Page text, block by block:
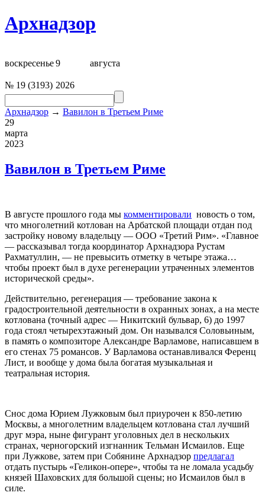
Архнадзор
воскресенье9 августа
№ 19 (3193) 2026
Архнадзор → Вавилон в Третьем Риме
29
марта
2023
Вавилон в Третьем Риме
В августе прошлого года мы комментировали новость о том,
что многолетний котлован на Арбатской площади отдан под
застройку новому владельцу — ООО «Третий Рим». «Главное
— рассказывал тогда координатор Архнадзора Рустам
Рахматуллин, — не превысить отметку в четыре этажа…
чтобы проект был в духе регенерации утраченных элементов
исторической среды».
Действительно, регенерация — требование закона к
градостроительной деятельности в охранных зонах, а на месте
котлована (точный адрес — Никитский бульвар, 6) до 1997
года стоял четырехэтажный дом. Он назывался Соловьиным,
в память о композиторе Александре Варламове, написавшем в
его стенах 75 романсов. У Варламова останавливался Ференц
Лист, и вообще у дома была богатая музыкальная и
театральная история.
Снос дома Юрием Лужковым был приурочен к 850-летию
Москвы, а многолетним владельцем котлована стал лучший
друг мэра, ныне фигурант уголовных дел в нескольких
странах, черногорский изгнанник Тельман Исмаилов. Еще
при Лужкове, затем при Собянине Архнадзор предлагал
отдать пустырь «Геликон-опере», чтобы та не ломала усадьбу
князей Шаховских для большой сцены; но Исмаилов был в
силе.